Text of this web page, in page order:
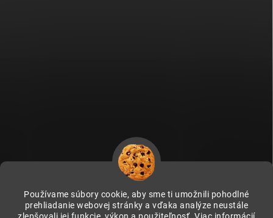
Používame súbory cookie, aby sme ti umožnili pohodlné
prehliadanie webovej stránky a vďaka analýze neustále